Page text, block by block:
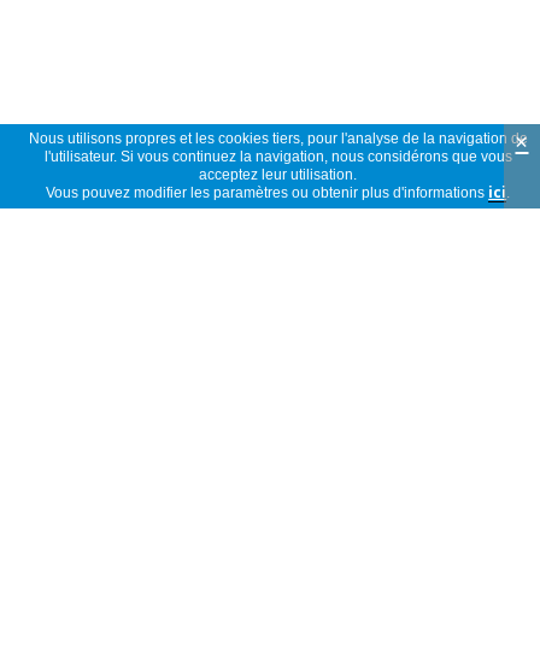
Nous utilisons propres et les cookies tiers, pour l'analyse de la navigation de
l'utilisateur. Si vous continuez la navigation, nous considérons que vous
acceptez leur utilisation.
Vous pouvez modifier les paramètres ou obtenir plus d'informations ici.
×